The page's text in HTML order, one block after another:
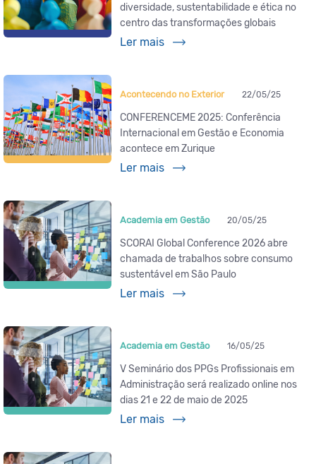
diversidade, sustentabilidade e ética no
centro das transformações globais
Ler mais
Acontecendo no Exterior 22/05/25
CONFERENCEME 2025: Conferência
Internacional em Gestão e Economia
acontece em Zurique
Ler mais
Academia em Gestão 20/05/25
SCORAI Global Conference 2026 abre
chamada de trabalhos sobre consumo
sustentável em São Paulo
Ler mais
Academia em Gestão 16/05/25
V Seminário dos PPGs Profissionais em
Administração será realizado online nos
dias 21 e 22 de maio de 2025
Ler mais